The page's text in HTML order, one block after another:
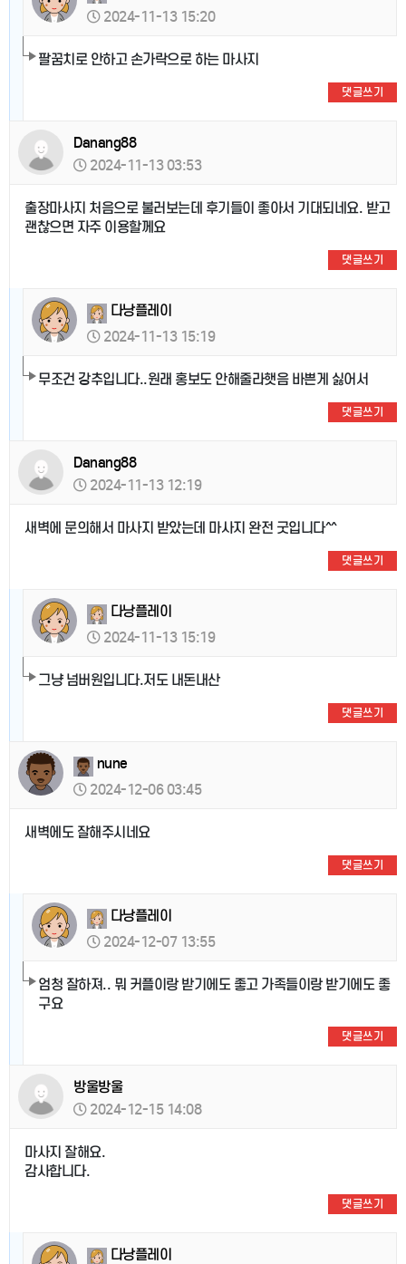
2024-11-13 15:20
팔꿈치로 안하고 손가락으로 하는 마사지
댓글쓰기
Danang88
2024-11-13 03:53
출장마사지 처음으로 불러보는데 후기들이 좋아서 기대되네요. 받고
괜찮으면 자주 이용할께요
댓글쓰기
다낭플레이
2024-11-13 15:19
무조건 강추입니다..원래 홍보도 안해줄라햇음 바쁜게 싫어서
댓글쓰기
Danang88
2024-11-13 12:19
새벽에 문의해서 마사지 받았는데 마사지 완전 굿입니다^^
댓글쓰기
다낭플레이
2024-11-13 15:19
그냥 넘버원입니다.저도 내돈내산
댓글쓰기
nune
2024-12-06 03:45
새벽에도 잘해주시네요
댓글쓰기
다낭플레이
2024-12-07 13:55
엄청 잘하져.. 뭐 커플이랑 받기에도 좋고 가족들이랑 받기에도 좋
구요
댓글쓰기
방울방울
2024-12-15 14:08
마사지 잘해요.
감사합니다.
댓글쓰기
다낭플레이